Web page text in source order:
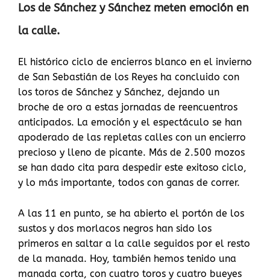
Los de Sánchez y Sánchez meten emoción en
la calle.
El histórico ciclo de encierros blanco en el invierno
de San Sebastián de los Reyes ha concluido con
los toros de Sánchez y Sánchez, dejando un
broche de oro a estas jornadas de reencuentros
anticipados. La emoción y el espectáculo se han
apoderado de las repletas calles con un encierro
precioso y lleno de picante. Más de 2.500 mozos
se han dado cita para despedir este exitoso ciclo,
y lo más importante, todos con ganas de correr.
A las 11 en punto, se ha abierto el portón de los
sustos y dos morlacos negros han sido los
primeros en saltar a la calle seguidos por el resto
de la manada. Hoy, también hemos tenido una
manada corta, con cuatro toros y cuatro bueyes